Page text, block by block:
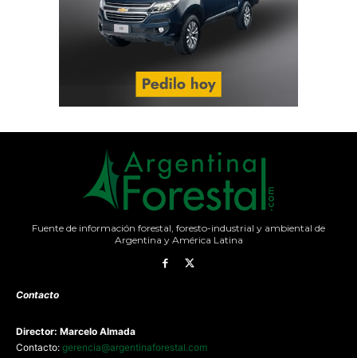
Fuente de información forestal, foresto-industrial y ambiental de
Argentina y América Latina
Contacto
Director: Marcelo Almada
Contacto: gerencia@argentinaforestal.com